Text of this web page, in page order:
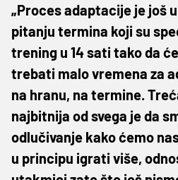
„Proces adaptacije je još
pitanju termina koji su
trening u 14 sati tako da
trebati malo vremena za
na hranu, na termine.
najbitnija od svega je da
odlučivanje kako ćemo
u principu igrati više,